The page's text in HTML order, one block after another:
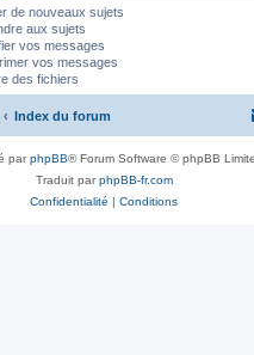
de nouveaux sujets
aux sujets
vos messages
vos messages
des fichiers
Index du forum
parphpBB® Forum Software © phpBB
Traduit parphpBB-fr.com
Confidentialité | Conditions